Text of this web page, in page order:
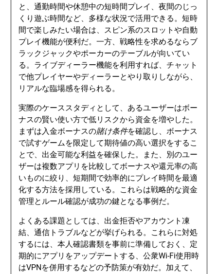
と、通勤時間や休憩中の短時間プレイ、夜間のじっ
くり遊ぶ時間など、多様な状況で活用できる。短時
間で楽しみたい場合は、スピン系のスロットや自動
プレイ機能が便利だ。一方、戦略性を求めるならブ
ラックジャックやポーカーのテーブルが向いてい
る。ライブディーラー機能を利用すれば、チャット
で他プレイヤーやディーラーとやり取りしながら、
リアルな臨場感を得られる。
実際のケーススタディとして、あるユーザーはボー
ナスの賢い使い方で低リスクから資金を増やした。
まずは入金ボーナスの賭け条件を確認し、ボーナス
で試すゲームを限定して期待値の高い選択をするこ
とで、出金可能な利益を確保した。また、別のユー
ザーは複数アプリを比較してボーナスや還元率の高
いものに絞り、短期間で効率的にプレイ時間を最適
化する方法を採用している。これらは戦略的な資金
管理とルール確認が成功の鍵となる事例だ。
よくある課題としては、出金拒否やアカウント凍
結、通信トラブルなどが挙げられる。これらに対処
するには、本人確認書類を事前に準備しておく、定
期的にアプリをアップデートする、公衆Wi-Fi使用時
はVPNを併用するなどの予防策が有効だ。加えて、